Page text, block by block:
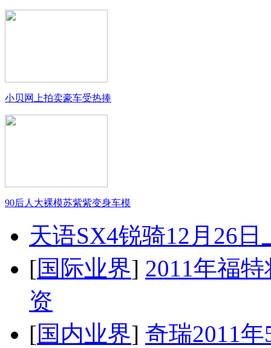
小贝网上拍卖豪车受热捧
90后人大裸模苏紫紫变身车模
天语SX4锐骑12月26
[国际业界] 2011年福
资
[国内业界] 奇瑞2011